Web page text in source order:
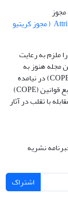
Attribution 4.0 International (CC By 4.0 ) ( مجوز کریتیو
ملزم به رعایت
مجله هنوز به
عضویت قطعی کمیته بین‌المللی اخلاق در انتشار (COPE) در نیامده
است ولی با احترام به قوانین اخلاق در نشریات، تابع قوانین (COPE)
با تقلب در آثار
نشریه
اشتراک